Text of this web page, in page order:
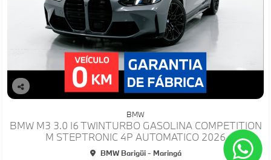
Co
lhe
BMW
BMW M3 3.0 I6 TWINTURBO GASOLINA COMPETITION
M STEPTRONIC 4P AUTOMATICO 2026
BMW Barigüi - Maringá